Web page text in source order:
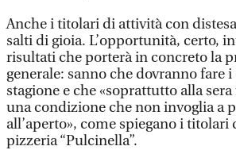
Anche i titolari di attività con
salti di gioia. L’opportunità, certo,
risultati che porterà in concreto la
generale: sanno che dovranno fare
stagione e che «soprattutto alla
una condizione che non invoglia a
all’aperto», come spiegano i titolari
pizzeria “Pulcinella”.